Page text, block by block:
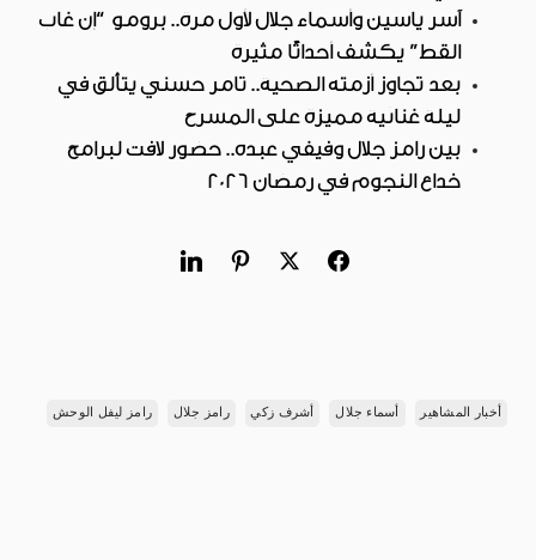
آسر ياسين وأسماء جلال لأول مرة.. برومو “إن غاب
القط” يكشف أحداثًا مثيرة
بعد تجاوز أزمته الصحية.. تامر حسني يتألق في
ليلة غنائية مميزة على المسرح
بين رامز جلال وفيفي عبده.. حضور لافت لبرامج
خداع النجوم في رمضان 2026
أخبار المشاهير أسماء جلال أشرف زكي رامز جلال رامز ليفل الوحش